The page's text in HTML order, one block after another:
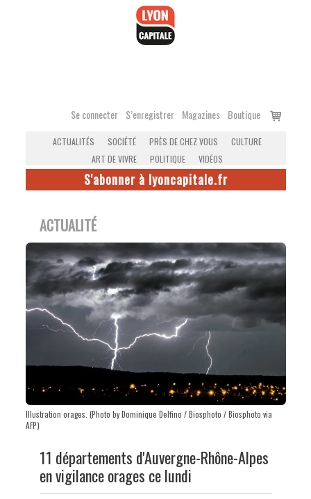
Se connecter S’enregistrer Magazines Boutique
Voir
ACTUALITÉS SOCIÉTÉ PRÈS DE CHEZ VOUS
CULTURE
ART DE VIVRE
POLITIQUE VIDÉOS
S'abonner à lyoncapitale.fr
ACTUALITÉ
Illustration orages. (Photo by Dominique Delfino / Biosphoto / Biosphoto via
AFP)
11 départements d'Auvergne-Rhône-Alpes
en vigilance orages ce lundi